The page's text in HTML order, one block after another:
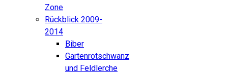
Zone
Rückblick 2009-
2014
Biber
Gartenrotschwanz
und Feldlerche